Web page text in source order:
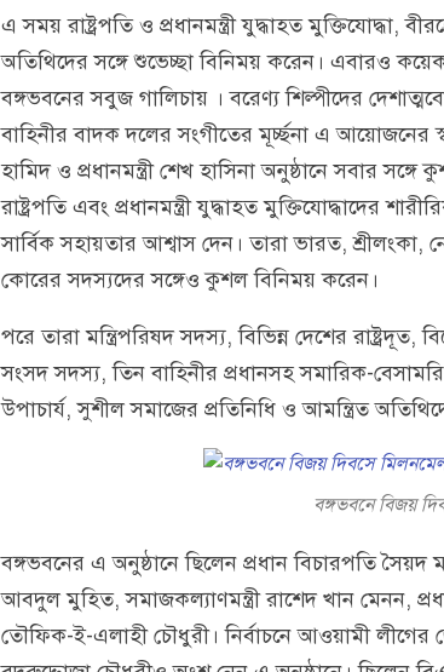
এ সময় রাষ্ট্রপতি ও প্রধানমন্ত্রী যুদ্ধাহত মুক্তিযোদ্ধা,
অতিথিদের সঙ্গে শুভেচ্ছা বিনিময় করেন। এবারও
বঙ্গভবনের সবুজ গালিচায় । বরেণ্য শিল্পীদের
বাহিনীর বাদক দলের সংগীতের মূর্চ্ছনা এ আয়োজনের
হামিদ ও প্রধানমন্ত্রী শেখ হাসিনা অনুষ্ঠানে সবার
রাষ্ট্রপতি এবং প্রধানমন্ত্রী যুদ্ধাহত মুক্তিযোদ্ধাদের
সার্বিক সহায়তার আশ্বাস দেন। তারা ভারত, শ্রীলংকা,
কোরের সদস্যদের সঙ্গেও কুশল বিনিময় করেন।
পরে তারা মন্ত্রিপরিষদ সদস্য, বিভিন্ন দেশের রাষ্ট্রদূত,
সংসদ সদস্য, তিন বাহিনীর প্রধানসহ সমারিক-
উপাচার্য, সুশীল সমাজের প্রতিনিধি ও আমন্ত্রিত
বঙ্গভবনে বিজয়
বঙ্গভবনের এ অনুষ্ঠানে ছিলেন প্রধান বিচারপতি
আবদুল মুহিত, সমাজকল্যাণমন্ত্রী রাশেদ খান মেনন,
তৌফিক-ই-এলাহী চৌধুরী। নির্বাচনে আওয়ামী